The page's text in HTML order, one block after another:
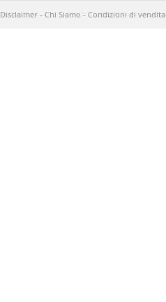
Disclaimer - Chi Siamo - Condizioni di vendita